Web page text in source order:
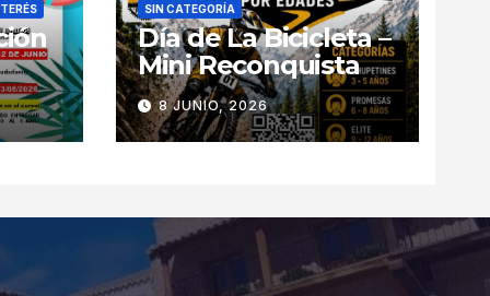
SIN CATEGORÍA
Día de La Bicicleta –
Mini Reconquista
8 JUNIO, 2026